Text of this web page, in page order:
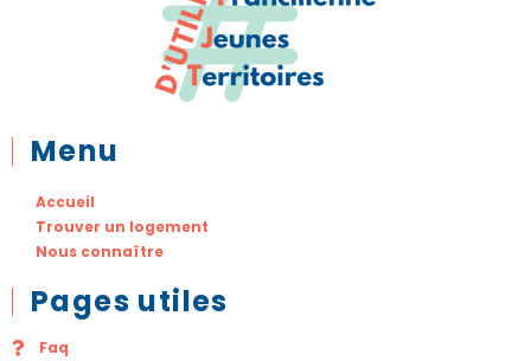
Menu
Accueil
Trouver un logement
Nous connaître
Pages utiles
Faq